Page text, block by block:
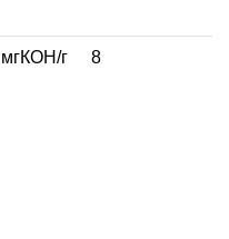
мгКОН/г 8